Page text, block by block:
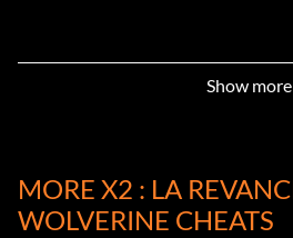
Show more
MORE X2 : LA
WOLVERINE CHEATS